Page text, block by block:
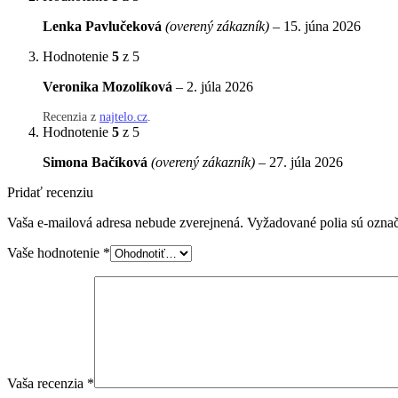
Lenka Pavlučeková (overený zákazník) – 15. júna 2026
Hodnotenie 5 z 5
Veronika Mozolíková – 2. júla 2026
Recenzia z najtelo.cz
Hodnotenie 5 z 5
Simona Bačíková (overený zákazník) – 27. júla 2026
Pridať recenziu
Vaša e-mailová adresa nebude zverejnená. Vyžadované polia sú
Vaše hodnotenie *
Vaša recenzia *